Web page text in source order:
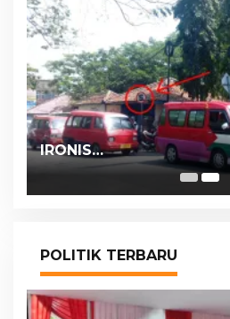
IRONIS…
POLITIK TERBARU